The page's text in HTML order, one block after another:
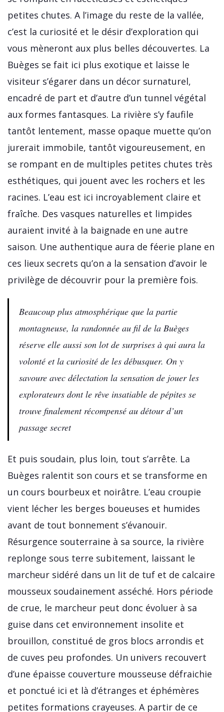
petites chutes. A l’image du reste de la vallée,
c’est la curiosité et le désir d’exploration qui
vous mèneront aux plus belles découvertes. La
Buèges se fait ici plus exotique et laisse le
visiteur s’égarer dans un décor surnaturel,
encadré de part et d’autre d’un tunnel végétal
aux formes fantasques. La rivière s’y faufile
tantôt lentement, masse opaque muette qu’on
jurerait immobile, tantôt vigoureusement, en
se rompant en de multiples petites chutes très
esthétiques, qui jouent avec les rochers et les
racines. L’eau est ici incroyablement claire et
fraîche. Des vasques naturelles et limpides
auraient invité à la baignade en une autre
saison. Une authentique aura de féerie plane en
ces lieux secrets qu’on a la sensation d’avoir le
privilège de découvrir pour la première fois.
Beaucoup plus atmosphérique que la partie
montagneuse, la randonnée au fil de la Buèges
réserve elle aussi son lot de surprises à qui aura la
volonté et la curiosité de les débusquer. On y
savoure avec délectation la sensation de jouer les
explorateurs dont le rêve insatiable de pépites se
trouve finalement récompensé au détour d’un
passage secret
Et puis soudain, plus loin, tout s’arrête. La
Buèges ralentit son cours et se transforme en
un cours bourbeux et noirâtre. L’eau croupie
vient lécher les berges boueuses et humides
avant de tout bonnement s’évanouir.
Résurgence souterraine à sa source, la rivière
replonge sous terre subitement, laissant le
marcheur sidéré dans un lit de tuf et de calcaire
mousseux soudainement asséché. Hors période
de crue, le marcheur peut donc évoluer à sa
guise dans cet environnement insolite et
brouillon, constitué de gros blocs arrondis et
de cuves peu profondes. Un univers recouvert
d’une épaisse couverture mousseuse défraichie
et ponctué ici et là d’étranges et éphémères
petites formations crayeuses. A partir de ce